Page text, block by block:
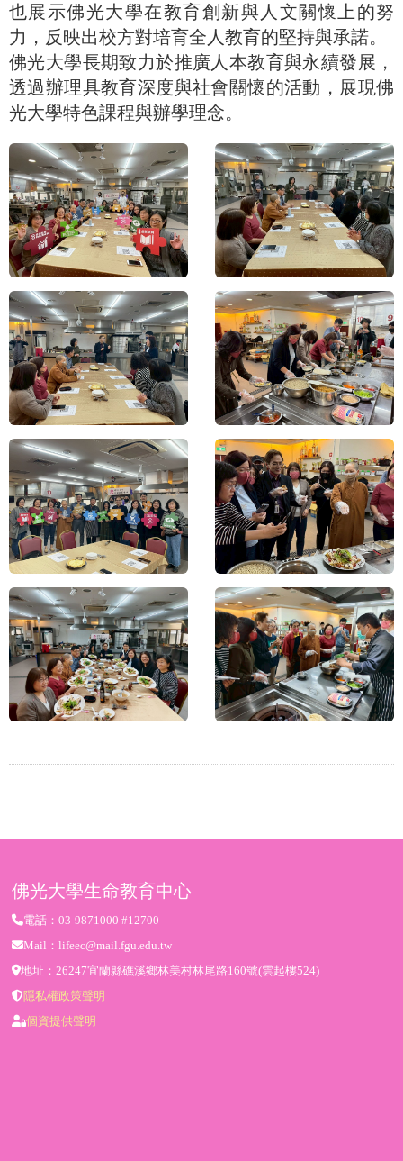
也展示佛光大學在教育創新與人文關懷上的努
力，反映出校方對培育全人教育的堅持與承諾。
佛光大學長期致力於推廣人本教育與永續發展，
透過辦理具教育深度與社會關懷的活動，展現佛
光大學特色課程與辦學理念。
佛光大學生命教育中心
電話：03-9871000 #12700
Mail：lifeec@mail.fgu.edu.tw
地址：26247宜蘭縣礁溪鄉林美村林尾路160號(雲起樓524)
隱私權政策聲明
個資提供聲明